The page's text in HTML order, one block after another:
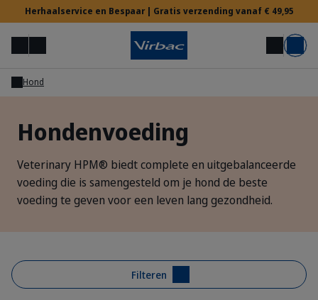
Herhaalservice en Bespaar | Gratis verzending vanaf € 49,95
MenuZoek op Mijn account Mand
Hulp nodig?
Hond
Hondenvoeding
Veterinary HPM® biedt complete en uitgebalanceerde
voeding die is samengesteld om je hond de beste
voeding te geven voor een leven lang gezondheid.
Filteren